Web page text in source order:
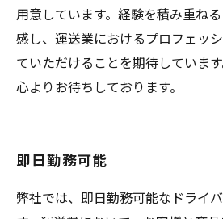
用意しています。経験を積み重ね
感し、運送業におけるプロフェッ
ていただけることを期待していま
心よりお待ちしております。
即日勤務可能
弊社では、即日勤務可能なドライ